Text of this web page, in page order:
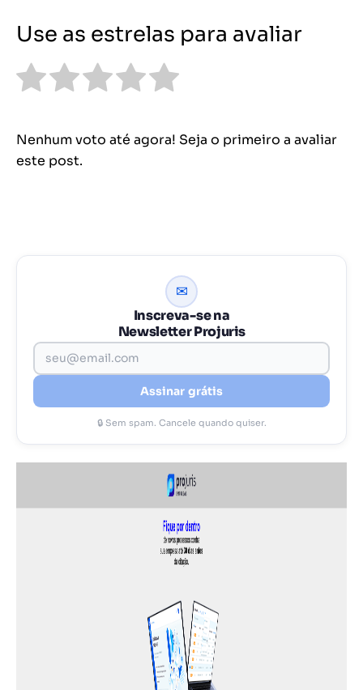
Use as estrelas para avaliar
Nenhum voto até agora! Seja o primeiro a avaliar
este post.
✉
Inscreva-se na
Newsletter Projuris
Assinar grátis
🔒 Sem spam. Cancele quando quiser.